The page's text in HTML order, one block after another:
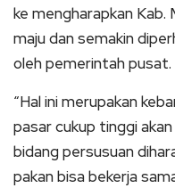
ke mengharapkan Kab.
maju dan semakin
oleh pemerintah pusat.
“Hal ini merupakan
pasar cukup tinggi
bidang persusuan
pakan bisa bekerja